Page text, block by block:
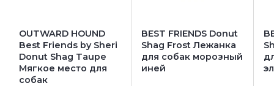
OUTWARD HOUND
Best Friends by Sheri
Donut Shag Taupe
Мягкое место для
собак
BEST FRIENDS Donut
Shag Frost Лежанка
для собак морозный
иней